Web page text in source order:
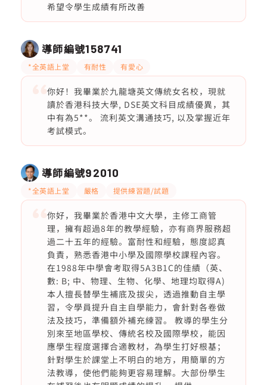
希望令學生成績有所改善
導師編號158741
*全英語上堂 有耐性 有愛心
你好！我畢業於九龍塘英文傳統女名校，現就
讀於香港科技大學, DSE英文科目成績優異，其
中有為5**。 流利英文溝通技巧, 以及掌握近年
考試模式。
導師編號92010
*全英語上堂 嚴格 提供練習題/試題
你好，我畢業於香港中文大學，主修工商管
理，擁有超過8年的教學經驗，亦有商界服務超
過二十五年的經驗。富耐性和經驗，態度認真
負責，熟悉香港中小學及國際學校課程內容。
在1988年中學會考取得5A3B1C的佳績（英、
數: B; 中、物理、生物、化學、地理均取得A)
本人擅長替學生補底及拔尖，透過推動自主學
習，令學員提升自主自學能力，會針對各卷做
法及技巧，準備額外補充練習。 教導的學生分
別來至地區學校、傳統名校及國際學校，能因
應學生程度選擇合適教材，為學生打好根基；
針對學生於課堂上不明白的地方，用簡單的方
法教導，使他們能夠更容易理解。大部份學生